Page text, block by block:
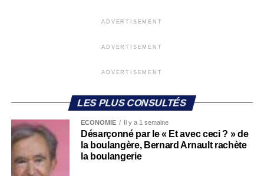
ADVERTISEMENT
ADVERTISEMENT
ADVERTISEMENT
LES PLUS CONSULTÉS
ECONOMIE Il y a 1 semaine
Désarçonné par le « Et avec ceci ? » de
la boulangère, Bernard Arnault rachète
la boulangerie